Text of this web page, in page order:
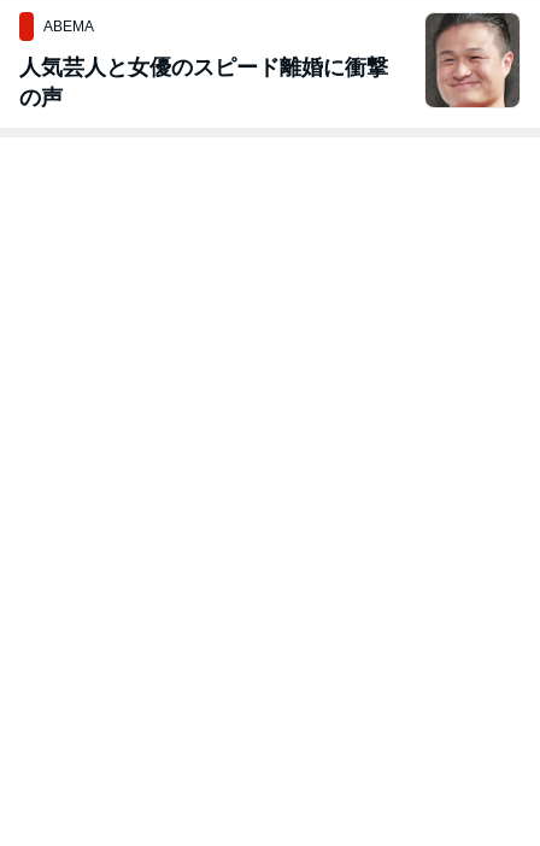
ABEMA
人気芸人と女優のスピード離婚に衝撃
の声